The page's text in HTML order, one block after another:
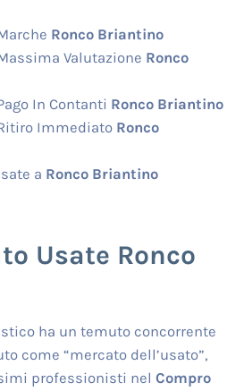
Ronco Briantino
Valutazione Ronco
In Contanti Ronco Briantino
ImmediatoRonco
a Ronco Briantino
Usate Ronco
ha un temuto concorrente
come “mercato dell’usato”,
professionisti nel Compro